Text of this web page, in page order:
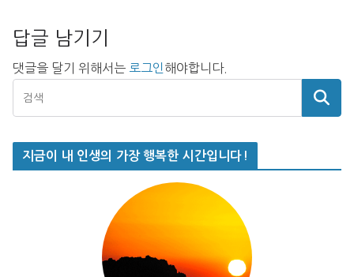
답글 남기기
댓글을 달기 위해서는 로그인 해야합니다.
지금이 내 인생의 가장 행복한 시간입니다!